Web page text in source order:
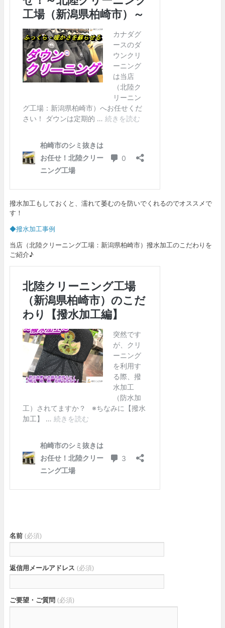
撥水加工もしておくと、濡れて萎むのを防いでくれるのでオススメで
す！
◆撥水加工事例
当店（北陸クリーニング工場：新潟県柏崎市）撥水加工のこだわりを
ご紹介♪
名前 (必須)
返信用メールアドレス (必須)
ご要望・ご質問 (必須)